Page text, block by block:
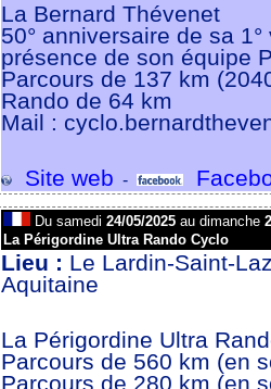
La Bernard Thévenet
50° anniversaire de sa
présence de son équipe
Parcours de 137 km
Rando de 64 km
Mail :
Site web -
Du samedi 24/05/2025au dimanche
La Périgordine Ultra Rando Cyclo
Lieu : Le Lardin-Saint-
Aquitaine
La Périgordine Ultra
Parcours de 560 km (en
Parcours de 280 km (en